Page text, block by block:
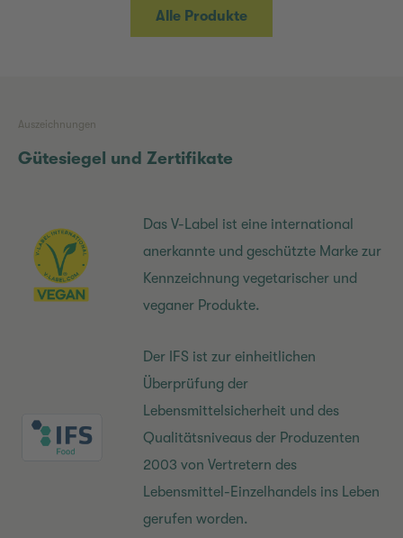
Alle Produkte
Auszeichnungen
Gütesiegel und Zertifikate
Das V-Label ist eine international
anerkannte und geschützte Marke zur
Kennzeichnung vegetarischer und
veganer Produkte.
Der IFS ist zur einheitlichen
Überprüfung der
Lebensmittelsicherheit und des
Qualitätsniveaus der Produzenten
2003 von Vertretern des
Lebensmittel-Einzelhandels ins Leben
gerufen worden.